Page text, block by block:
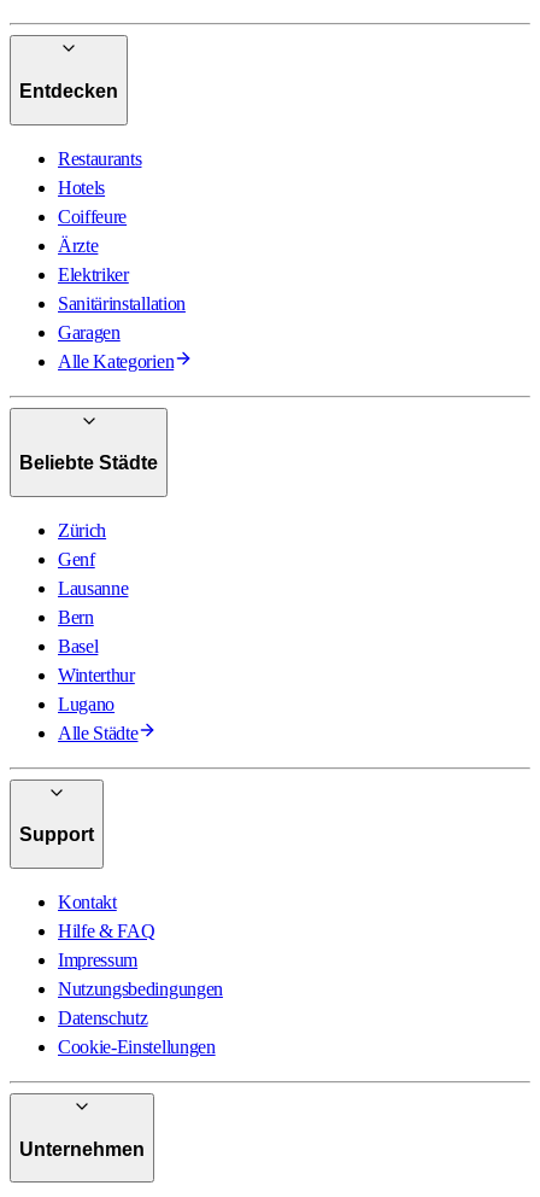
Entdecken
Restaurants
Hotels
Coiffeure
Ärzte
Elektriker
Sanitärinstallation
Garagen
Alle Kategorien
Beliebte Städte
Zürich
Genf
Lausanne
Bern
Basel
Winterthur
Lugano
Alle Städte
Support
Kontakt
Hilfe & FAQ
Impressum
Nutzungsbedingungen
Datenschutz
Cookie-Einstellungen
Unternehmen